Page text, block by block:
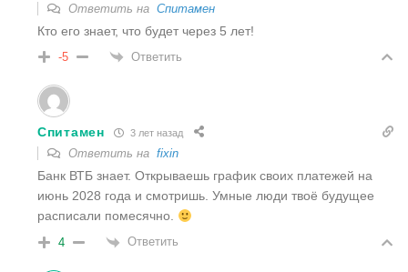
Ответить на Спитамен
Кто его знает, что будет через 5 лет!
-5 Ответить
Спитамен 3 лет назад
Ответить на fixin
Банк ВТБ знает. Открываешь график своих платежей на
июнь 2028 года и смотришь. Умные люди твоё будущее
расписали помесячно.
4 Ответить